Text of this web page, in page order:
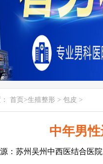
首页 >生殖整形 > 包皮 >
中年男
：苏州吴州中西医结合医